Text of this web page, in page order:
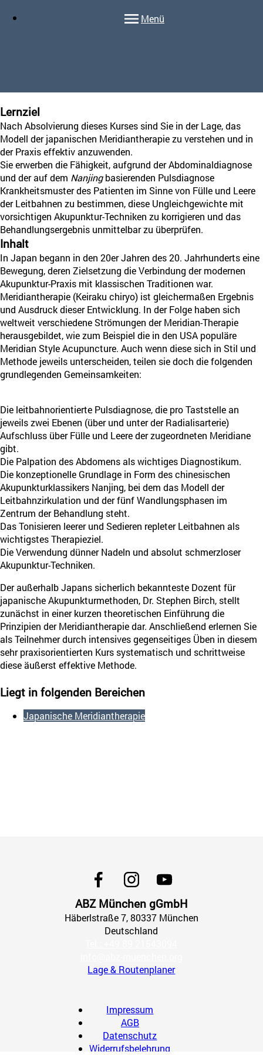
Menü
Lernziel
Nach Absolvierung dieses Kurses sind Sie in der Lage, das
Modell der japanischen Meridiantherapie zu verstehen und in
der Praxis effektiv anzuwenden.
Sie erwerben die Fähigkeit, aufgrund der Abdominaldiagnose
und der auf dem Nanjingbasierenden Pulsdiagnose
Krankheitsmuster des Patienten im Sinne von Fülle und Leere
der Leitbahnen zu bestimmen, diese Ungleichgewichte mit
vorsichtigen Akupunktur-Techniken zu korrigieren und das
Behandlungsergebnis unmittelbar zu überprüfen.
Inhalt
In Japan begann in den 20er Jahren des 20. Jahrhunderts eine
Bewegung, deren Zielsetzung die Verbindung der modernen
Akupunktur-Praxis mit klassischen Traditionen war.
Meridiantherapie (Keiraku chiryo) ist gleichermaßen Ergebnis
und Ausdruck dieser Entwicklung. In der Folge haben sich
weltweit verschiedene Strömungen der Meridian-Therapie
herausgebildet, wie zum Beispiel die in den USA populäre
Meridian Style Acupuncture. Auch wenn diese sich in Stil und
Methode jeweils unterscheiden, teilen sie doch die folgenden
grundlegenden Gemeinsamkeiten:
Die leitbahnorientierte Pulsdiagnose, die pro Taststelle an
jeweils zwei Ebenen (über und unter der Radialisarterie)
Aufschluss über Fülle und Leere der zugeordneten Meridiane
gibt.
Die Palpation des Abdomens als wichtiges Diagnostikum.
Die konzeptionelle Grundlage in Form des chinesischen
Akupunkturklassikers Nanjing, bei dem das Modell der
Leitbahnzirkulation und der fünf Wandlungsphasen im
Zentrum der Behandlung steht.
Das Tonisieren leerer und Sedieren repleter Leitbahnen als
wichtigstes Therapieziel.
Die Verwendung dünner Nadeln und absolut schmerzloser
Akupunktur-Techniken.
Der außerhalb Japans sicherlich bekannteste Dozent für
japanische Akupunkturmethoden, Dr. Stephen Birch, stellt
zunächst in einer kurzen theoretischen Einführung die
Prinzipien der Meridiantherapie dar. Anschließend erlernen Sie
als Teilnehmer durch intensives gegenseitiges Üben in diesem
sehr praxisorientierten Kurs systematisch und schrittweise
diese äußerst effektive Methode.
Liegt in folgenden Bereichen
Japanische Meridiantherapie
ABZ München gGmbH
Häberlstraße7, 80337 München
Deutschland
Lage & Routenplaner
Impressum
AGB
Datenschutz
Widerrufsbelehrung